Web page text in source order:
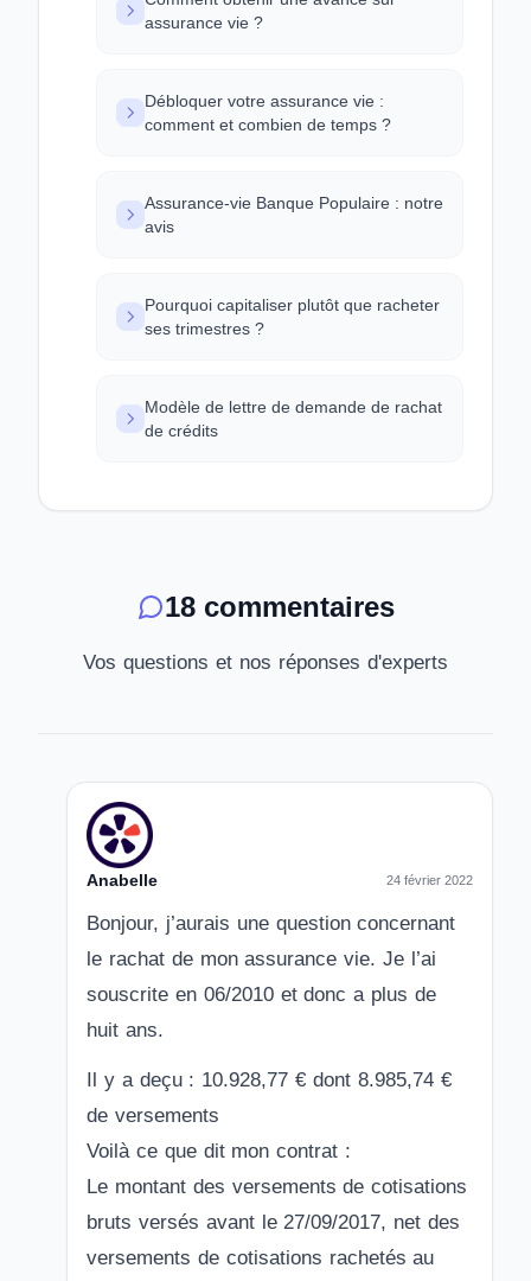
assurance vie ?
Débloquer votre assurance vie :
comment et combien de temps ?
Assurance-vie Banque Populaire : notre
avis
Pourquoi capitaliser plutôt que racheter
ses trimestres ?
Modèle de lettre de demande de rachat
de crédits
18 commentaires
Vos questions et nos réponses d'experts
Anabelle 24 février 2022
Bonjour, j’aurais une question concernant
le rachat de mon assurance vie. Je l’ai
souscrite en 06/2010 et donc a plus de
huit ans.
Il y a deçu : 10.928,77 € dont 8.985,74 €
de versements
Voilà ce que dit mon contrat :
Le montant des versements de cotisations
bruts versés avant le 27/09/2017, net des
versements de cotisations rachetés au